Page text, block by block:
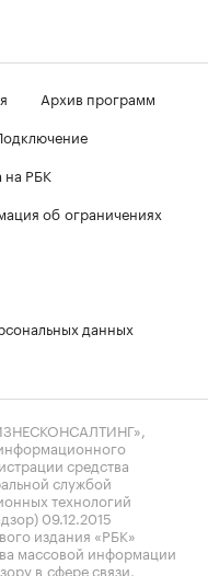
Архив программ
на РБК
об ограничениях
данных
средства
службой
технологий
09.12.2015
издания «РБК»
массовой информации
в сфере связи,